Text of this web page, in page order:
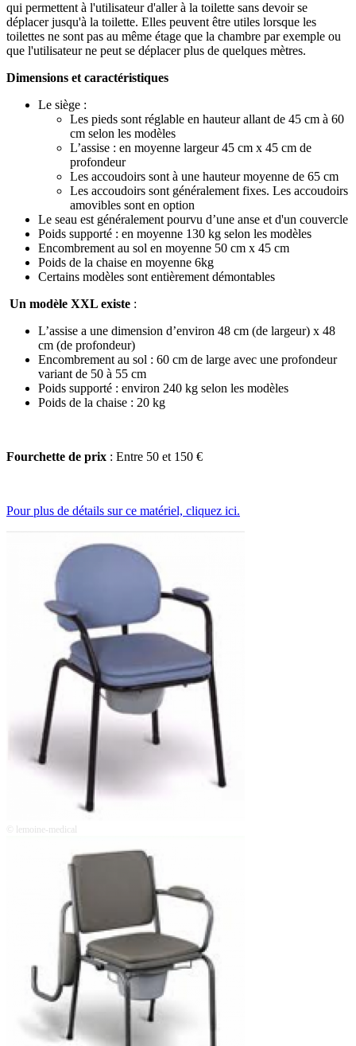
qui permettent à l'utilisateur d'aller à la toilette sans devoir se
déplacer jusqu'à la toilette. Elles peuvent être utiles lorsque les
toilettes ne sont pas au même étage que la chambre par exemple ou
que l'utilisateur ne peut se déplacer plus de quelques mètres.
Dimensions et caractéristiques
Le siège :
Les pieds sont réglable en hauteur allant de 45 cm à 60
cm selon les modèles
L’assise : en moyenne largeur 45 cm x 45 cm de
profondeur
Les accoudoirs sont à une hauteur moyenne de 65 cm
Les accoudoirs sont généralement fixes. Les accoudoirs
amovibles sont en option
Le seau est généralement pourvu d’une anse et d'un couvercle
Poids supporté : en moyenne 130 kg selon les modèles
Encombrement au sol en moyenne 50 cm x 45 cm
Poids de la chaise en moyenne 6kg
Certains modèles sont entièrement démontables
Un modèle XXL existe :
L’assise a une dimension d’environ 48 cm (de largeur) x 48
cm (de profondeur)
Encombrement au sol : 60 cm de large avec une profondeur
variant de 50 à 55 cm
Poids supporté : environ 240 kg selon les modèles
Poids de la chaise : 20 kg
Fourchette de prix : Entre 50 et 150 €
Pour plus de détails sur ce matériel, cliquez ici.
© lemoine-medical